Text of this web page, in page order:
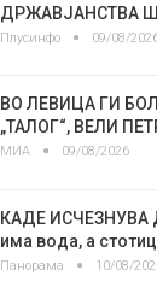
ДРЖАВЈАНСТВА
Плусинфо 09/08/
ВО ЛЕВИЦА ГИ
„ТАЛОГ“, ВЕЛИ
МИА 09/08/2026
КАДЕ ИСЧЕЗНУВА
има вода, а
Панорама 10/08/